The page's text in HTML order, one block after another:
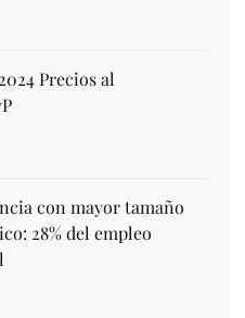
Precios al
con mayor tamaño
28% del empleo